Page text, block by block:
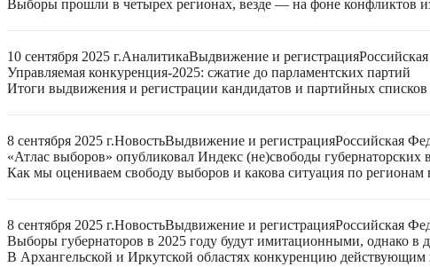
Выборы прошли в четырех регионах, везде — на фоне конфликтов
10 сентября 2025 г.АналитикаВыдвижение и регистрация
Управляемая конкуренция-2025: сжатие до парламентских партий
Итоги выдвижения и регистрации кандидатов и партийных
8 сентября 2025 г.НовостьВыдвижение и регистрацияРоссийская
«Атлас выборов» опубликовал Индекс (не)свободы губернаторских
Как мы оцениваем свободу выборов и какова ситуация по регионам
8 сентября 2025 г.НовостьВыдвижение и регистрацияРоссийская
Выборы губернаторов в 2025 году будут имитационными, однако в
В Архангельской и Иркутской областях конкуренцию действующим